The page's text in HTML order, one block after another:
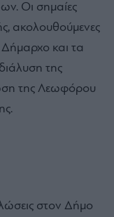
Οι σημαίες
ακολουθούμενες
και τα
της
της Λεωφόρου
στον Δήμο